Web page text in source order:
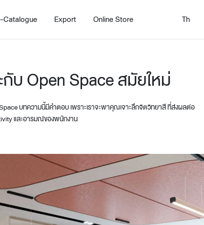
Kitchen
Kitchens
Kitchen Accessories
Design Solution
บริการสั่งทำโซฟาแบบ
Custom เหมาะกับทุกไลฟ์
สไตล์
Catalogue Export Online Store Th
กับ Open Space สมัยใหม่
บทความนี้มีคำตอบ เพราะเราจะพาคุณเจาะลึกจิตวิทยาสี ที่ส่งผลต่อ
และอารมณ์ของพนักงาน